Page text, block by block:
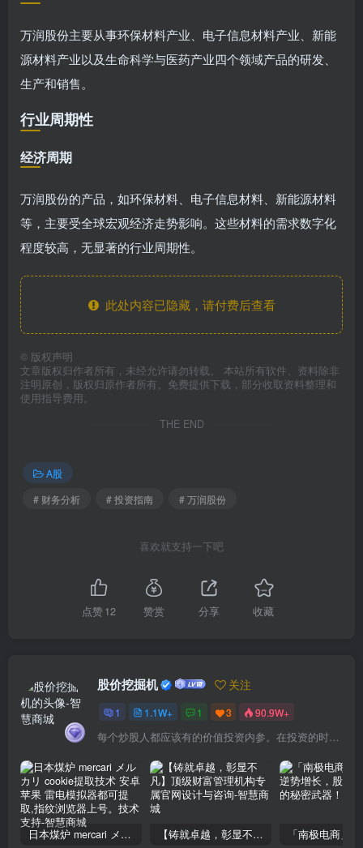
万润股份主要从事环保材料产业、电子信息材料产业、新能
源材料产业以及生命科学与医药产业四个领域产品的研发、
生产和销售。
行业周期性
经济周期
万润股份的产品，如环保材料、电子信息材料、新能源材料
等，主要受全球宏观经济走势影响。这些材料的需求数字化
程度较高，无显著的行业周期性。
此处内容已隐藏，请付费后查看
© 版权声明
文章版权归作者所有，未经允许请勿转载。 本站所有软件、资料除非
注明原创，版权归原作者所有。免费提供下载，部分收取资料整理和
使用指导费用。
THE END
A股
# 财务分析
# 投资指南 # 万润股份
喜欢就支持一下吧
点赞12 赞赏 分享 收藏
股价挖掘机 关注
1 1.1W+ 1 3 90.9W+
每个炒股人都应该有的价值投资内参。在投资的时候，我们把自己看成是企业分析师——而不是市场分析师，也不是宏观经济分析师，更不是证券分析师。
日本煤炉 mercari メルカリ cookie提取技术 安卓 苹果 雷电模拟器都可提取,指纹浏览器上号。技术支持 【铸就卓越，彰显不凡】顶级财富管理机构专属官网设计与咨询